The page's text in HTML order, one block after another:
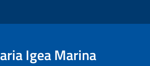
Igea Marina